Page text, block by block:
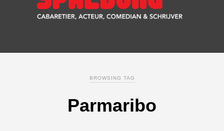
BROWSING TAG
Parmaribo